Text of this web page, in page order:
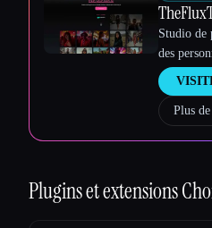
Studio de
des
des
Plus
Plugins et extensions